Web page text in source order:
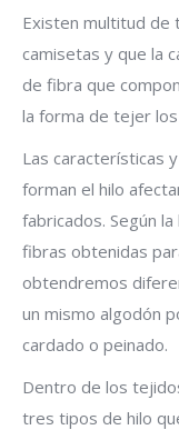
Existen multitud de
camisetas y que la
de fibra que
la forma de tejer los
Las características
forman el hilo
fabricados. Según
fibras obtenidas
obtendremos
un mismo algodón
cardado o peinado.
Dentro de los
tres tipos de hilo